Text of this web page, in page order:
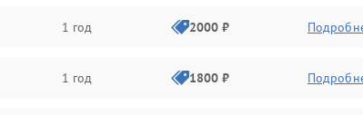
1 год 2000 ₽
1 год 1800 ₽